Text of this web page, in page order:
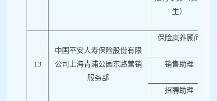
生）
13
中国平安人寿保险股份有限
公司上海青浦公园东路营销
服务部
保险康养顾问
销售助理
招聘助理